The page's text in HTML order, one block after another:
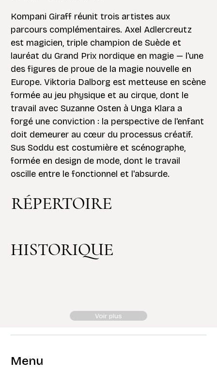
Kompani Giraff réunit trois artistes aux
parcours complémentaires. Axel Adlercreutz
est magicien, triple champion de Suède et
lauréat du Grand Prix nordique en magie — l'une
des figures de proue de la magie nouvelle en
Europe. Viktoria Dalborg est metteuse en scène
formée au jeu physique et au cirque, dont le
travail avec Suzanne Osten à Unga Klara a
forgé une conviction : la perspective de l'enfant
doit demeurer au cœur du processus créatif.
Sus Soddu est costumière et scénographe,
formée en design de mode, dont le travail
oscille entre le fonctionnel et l'absurde.
RÉPERTOIRE
HISTORIQUE
Voir plus
Menu